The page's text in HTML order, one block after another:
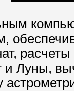
и Луны,